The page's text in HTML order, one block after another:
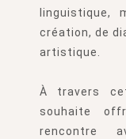
linguistique,
création, de
artistique.
À travers
souhaite
rencontre